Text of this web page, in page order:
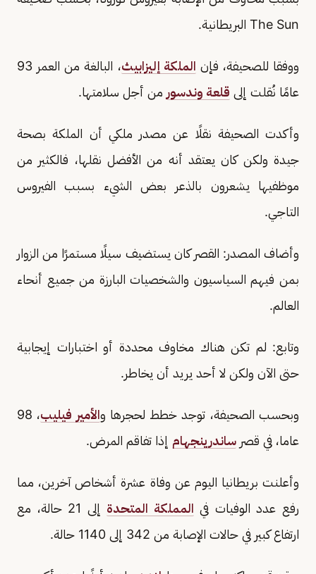
The Sun البريطانية.
ووفقا للصحيفة، فإن الملكة إليزابيث
، البالغة من العمر 93
عامًا نُقلت إلى قلعة وندسور من أجل سلامتها.
وأكدت الصحيفة نقلًا عن مصدر ملكي أن الملكة بصحة
جيدة ولكن كان يعتقد أنه من الأفضل نقلها، فالكثير من
موظفيها يشعرون بالذعر بعض الشيء بسبب الفيروس
التاجي.
وأضاف المصدر: القصر كان يستضيف سيلًا مستمرًا من الزوار
بمن فيهم السياسيون والشخصيات البارزة من جميع أنحاء
العالم.
وتابع: لم تكن هناك مخاوف محددة أو اختبارات إيجابية
حتى الآن ولكن لا أحد يريد أن يخاطر.
وبحسب الصحيفة، توجد خطط لحجرها والأمير فيليب
، 98
عاما، في قصر ساندرينجهام إذا تفاقم المرض.
وأعلنت بريطانيا اليوم عن وفاة عشرة أشخاص آخرين، مما
رفع عدد الوفيات في المملكة المتحدة
إلى 21 حالة، مع
ارتفاع كبير في حالات الإصابة من 342 إلى 1140 حالة.